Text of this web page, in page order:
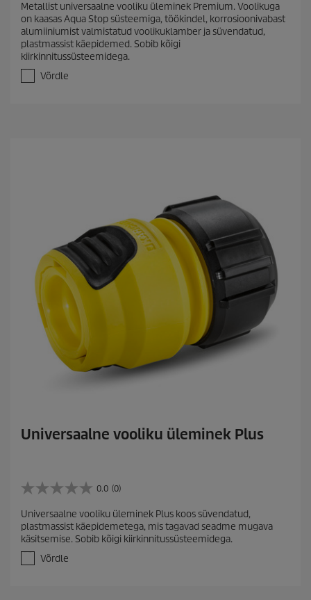
0
/
5
t
ä
e
Metallist universaalne vooliku üleminek Premium. Voolikuga
on kaasas Aqua Stop süsteemiga, töökindel, korrosioonivabast
alumiiniumist valmistatud voolikuklamber ja süvendatud,
plastmassist käepidemed. Sobib kõigi
kiirkinnitussüsteemidega.
Võrdle
Universaalne vooliku üleminek Plus
0.0 (0)
0
0
/
5
ä
Universaalne vooliku üleminek Plus koos süvendatud,
plastmassist käepidemetega, mis tagavad seadme mugava
käsitsemise. Sobib kõigi kiirkinnitussüsteemidega.
Võrdle